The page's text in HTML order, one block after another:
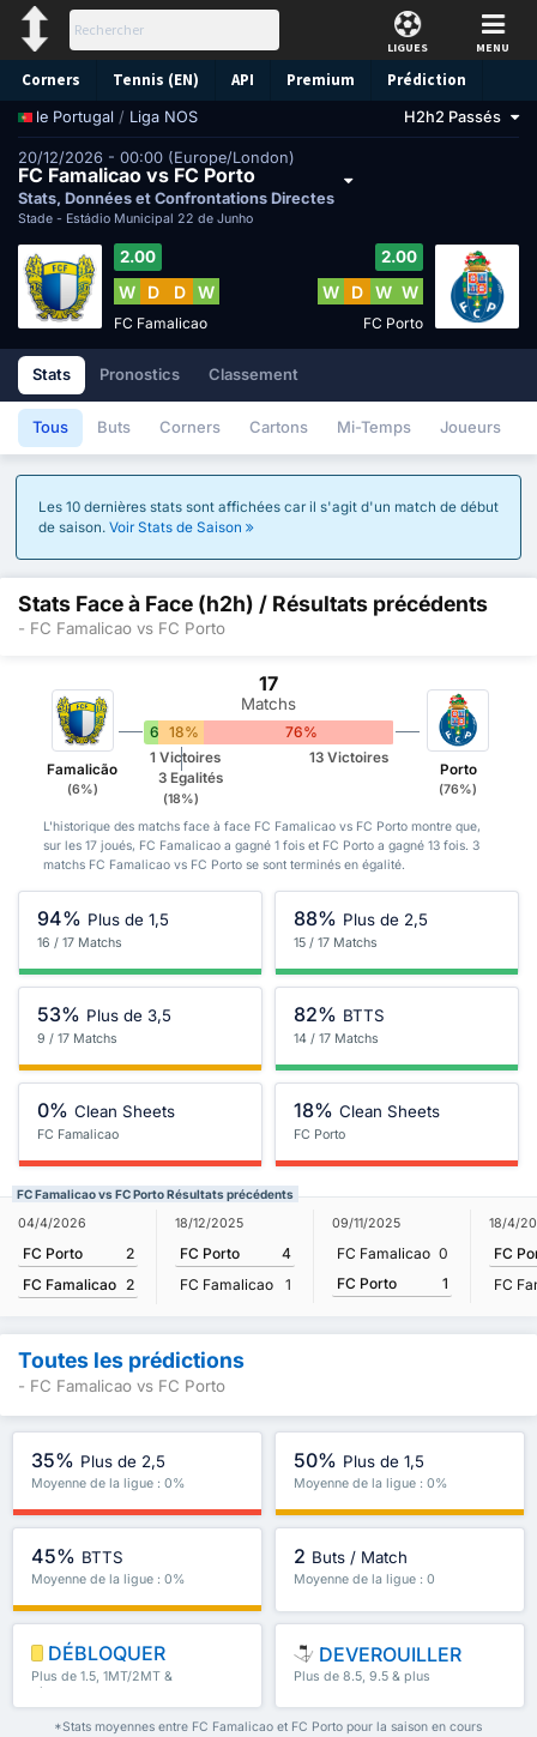
LIGUES MENU
Corners Tennis (EN) API Premium Prédiction
le Portugal / Liga NOS H2h2 Passés
20/12/2026 - 00:00 (Europe/London)
FC Famalicao vs FC Porto
Stats, Données et Confrontations Directes
Stade - Estádio Municipal 22 de Junho
2.00
W D D W
FC Famalicao
2.00
W D W W
FC Porto
Stats Pronostics Classement
Tous Buts Corners Cartons Mi-Temps Joueurs
Les 10 dernières stats sont affichées car il s'agit d'un match de début
de saison. Voir Stats de Saison
Stats Face à Face (h2h) / Résultats précédents
- FC Famalicao vs FC Porto
Famalicão
(6%)
17
Matchs
6%18% 76%
1 Victoires
3 Egalités
(18%)
13 Victoires
Porto
(76%)
L'historique des matchs face à face FC Famalicao vs FC Porto montre que,
sur les 17 joués, FC Famalicao a gagné 1 fois et FC Porto a gagné 13 fois. 3
matchs FC Famalicao vs FC Porto se sont terminés en égalité.
94% Plus de 1,5
16 / 17 Matchs
88% Plus de 2,5
15 / 17 Matchs
53% Plus de 3,5
9 / 17 Matchs
82% BTTS
14 / 17 Matchs
0% Clean Sheets
FC Famalicao
18% Clean Sheets
FC Porto
FC Famalicao vs FC Porto Résultats précédents
04/4/2026
FC Porto
2
FC Famalicao 2
18/12/2025
FC Porto
4
FC Famalicao
1
09/11/2025
FC Famalicao 0
FC Porto
1
18/4/
FC
FC
Toutes les prédictions
- FC Famalicao vs FC Porto
35% Plus de 2,5
Moyenne de la ligue : 0%
50% Plus de 1,5
Moyenne de la ligue : 0%
45% BTTS
Moyenne de la ligue : 0%
2 Buts / Match
Moyenne de la ligue : 0
DÉBLOQUER
Plus de 1.5, 1MT/2MT &
plus
DEVEROUILLER
Plus de 8.5, 9.5 & plus
*Stats moyennes entre FC Famalicao et FC Porto pour la saison en cours